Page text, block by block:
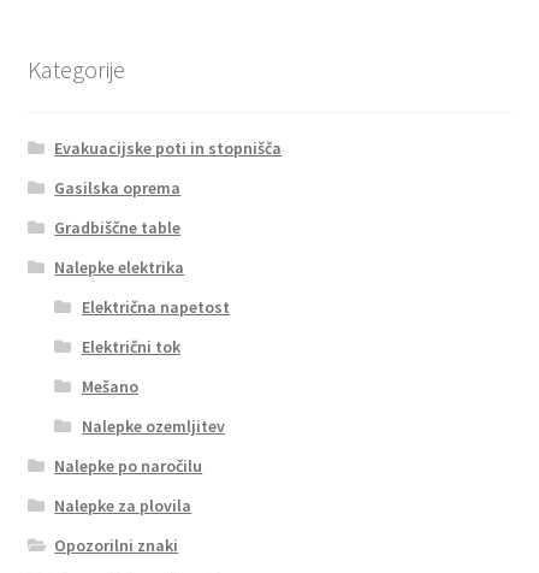
Kategorije
Evakuacijske poti in stopnišča
Gasilska oprema
Gradbiščne table
Nalepke elektrika
Električna napetost
Električni tok
Mešano
Nalepke ozemljitev
Nalepke po naročilu
Nalepke za plovila
Opozorilni znaki